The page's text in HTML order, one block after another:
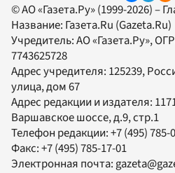
© АО «Газета.Ру» (1999-2026) –
Название: Газета.Ru (Gazeta.Ru)
Учредитель:АО «Газета.Ру»,
7743625728
Адрес учредителя: 125239,
улица, дом 67
Адрес редакции и издателя:
Варшавское шоссе, д.9, стр.1
Телефон редакции:+7 (495) 785-
Факс:+7 (495) 785-17-01
Электронная почта: